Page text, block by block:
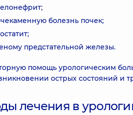
болезнь почек;
предстательной железы.
помощь урологическим
острых состояний и
лечения в